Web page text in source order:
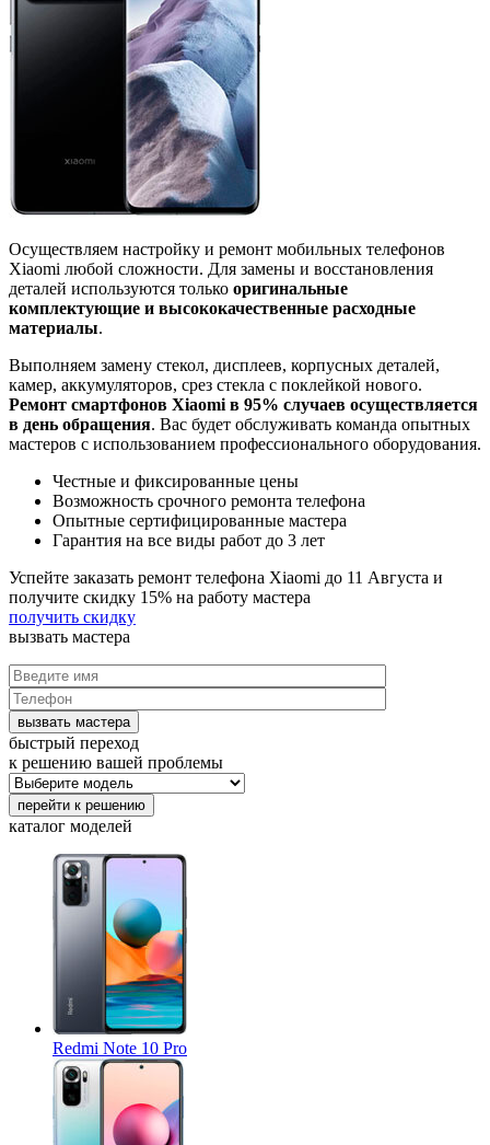
Осуществляем настройку и ремонт мобильных телефонов
Xiaomi любой сложности. Для замены и восстановления
деталей используются только оригинальные
комплектующие и высококачественные расходные
материалы.
Выполняем замену стекол, дисплеев, корпусных деталей,
камер, аккумуляторов, срез стекла с поклейкой нового.
Ремонт смартфонов Xiaomi в 95% случаев осуществляется
в день обращения. Вас будет обслуживать команда опытных
мастеров с использованием профессионального оборудования.
Честные и фиксированные цены
Возможность срочного ремонта телефона
Опытные сертифицированные мастера
Гарантия на все виды работ до 3 лет
Успейте заказать ремонт телефона Xiaomi до 11 Августа и
получите скидку 15% на работу мастера
получить скидку
вызвать мастера
быстрый переход
к решению вашей проблемы
каталог моделей
Redmi Note 10 Pro